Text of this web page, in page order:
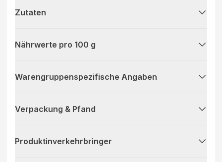
Zutaten
Nährwerte pro 100 g
Warengruppenspezifische Angaben
Verpackung & Pfand
Produktinverkehrbringer